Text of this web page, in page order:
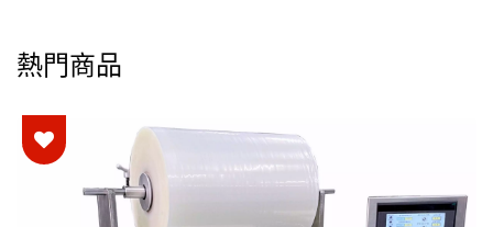
熱門商品